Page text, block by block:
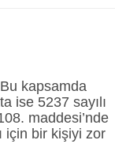
kapsamda
ise 5237 sayılı
maddesi’nde
için bir kişiyi zor